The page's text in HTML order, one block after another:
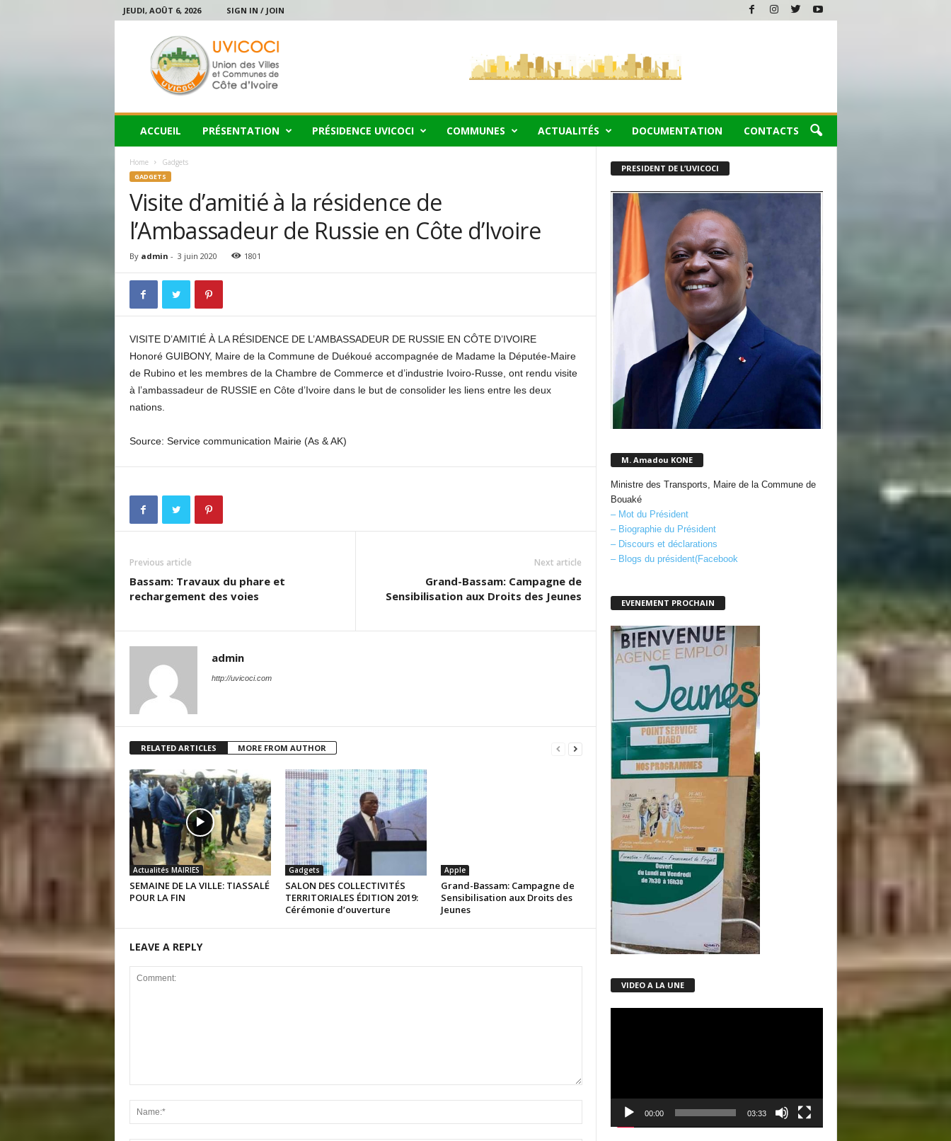
JEUDI, AOÛT 6, 2026 SIGN IN / JOIN
ACCUEIL PRÉSENTATION PRÉSIDENCE UVICOCI COMMUNES ACTUALITÉS DOCUMENTATION CONTACTS
Home Gadgets
GADGETS
Visite d’amitié à la résidence de
l’Ambassadeur de Russie en Côte d’Ivoire
By admin - 3 juin 2020 1801
VISITE D’AMITIÉ À LA RÉSIDENCE DE L’AMBASSADEUR DE RUSSIE EN CÔTE D’IVOIRE
Honoré GUIBONY, Maire de la Commune de Duékoué accompagnée de Madame la Députée-Maire
de Rubino et les membres de la Chambre de Commerce et d’industrie Ivoiro-Russe, ont rendu visite
à l’ambassadeur de RUSSIE en Côte d’Ivoire dans le but de consolider les liens entre les deux
nations.
Source: Service communication Mairie (As & AK)
Previous article
Bassam: Travaux du phare et
rechargement des voies
Next article
Grand-Bassam: Campagne de
Sensibilisation aux Droits des Jeunes
admin
http://uvicoci.com
RELATED ARTICLES MORE FROM AUTHOR
Actualités MAIRIES
SEMAINE DE LA VILLE: TIASSALÉ
POUR LA FIN
Gadgets
SALON DES COLLECTIVITÉS
TERRITORIALES ÉDITION 2019:
Cérémonie d’ouverture
Apple
Grand-Bassam: Campagne de
Sensibilisation aux Droits des
Jeunes
LEAVE A REPLY
PRESIDENT DE L’UVICOCI
M. Amadou KONE
Ministre des Transports, Maire de la Commune de
Bouaké
– Mot du Président
– Biographie du Président
– Discours et déclarations
– Blogs du président(Facebook
EVENEMENT PROCHAIN
VIDEO A LA UNE
00:00 03:33